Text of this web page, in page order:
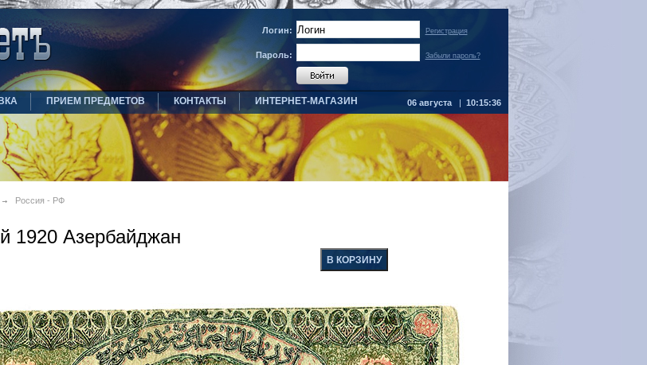
Логин: Регистрация
Пароль: Забыли пароль?
ПРИЕМ ПРЕДМЕТОВ КОНТАКТЫ ИНТЕРНЕТ-МАГАЗИН 06 августа | 10:15:36
Россия - РФ
1920 Азербайджан